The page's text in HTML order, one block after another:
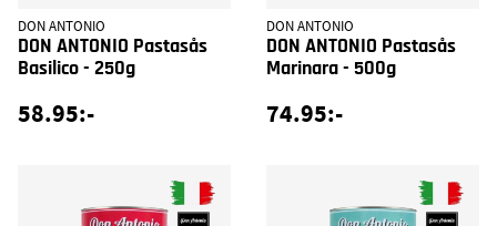
DON ANTONIO
DON ANTONIO Pastasås
Basilico - 250g
58.95:-
DON ANTONIO
DON ANTONIO Pastasås
Marinara - 500g
74.95:-